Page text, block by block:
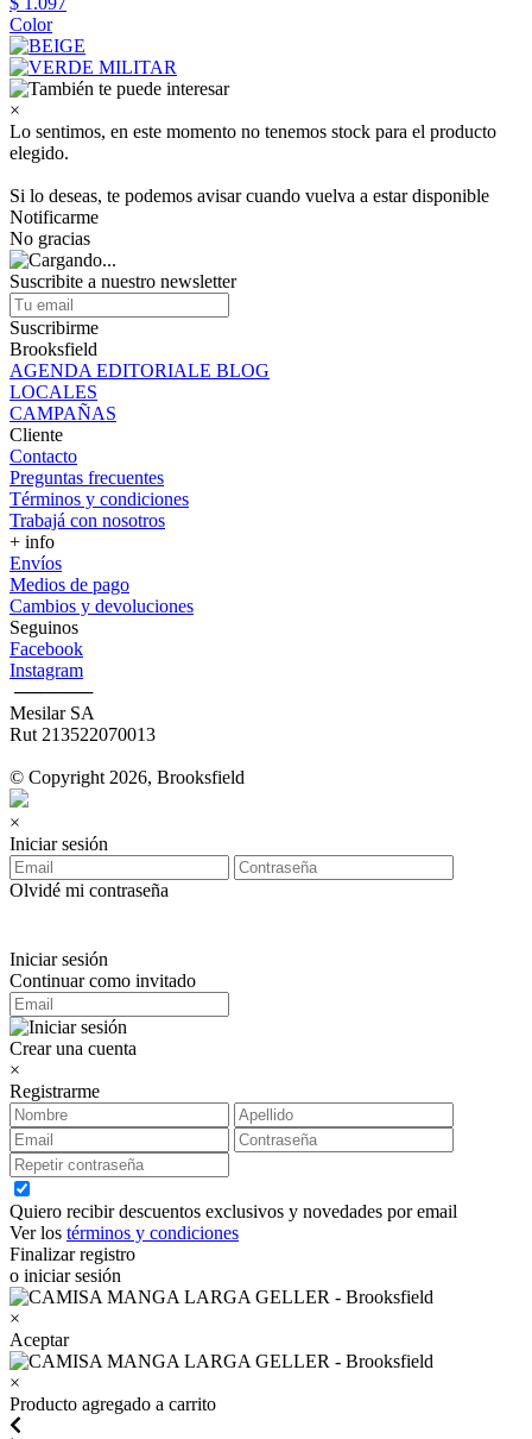
Color
×
Lo sentimos, en este momento no tenemos stock para el producto
elegido.
Si lo deseas, te podemos avisar cuando vuelva a estar disponible
Notificarme
No gracias
Suscribite a nuestro newsletter
Suscribirme
Brooksfield
AGENDA EDITORIALE BLOG
LOCALES
CAMPAÑAS
Cliente
Contacto
Preguntas frecuentes
Términos y condiciones
Trabajá con nosotros
+ info
Envíos
Medios de pago
Cambios y devoluciones
Seguinos
Facebook
Instagram
‎ ──────
Mesilar SA
Rut 213522070013
© Copyright 2026, Brooksfield
×
Iniciar sesión
Olvidé mi contraseña
Iniciar sesión
Continuar como invitado
Crear una cuenta
×
Registrarme
Quiero recibir descuentos exclusivos y novedades por email
Ver los términos y condiciones
Finalizar registro
o iniciar sesión
×
Aceptar
×
Producto agregado a carrito